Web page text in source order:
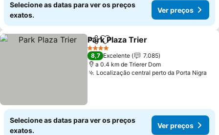
Selecione as datas para ver os preços
exatos.
Ver preços
PartilharAdicionar aos favoritos
Park Plaza Trier
4 Estrelas
8,7 Excelente
7.085
a 0.4 km de Trierer Dom
Localização central perto da Porta Nigra
Selecione as datas para ver os preços
exatos.
Ver preços